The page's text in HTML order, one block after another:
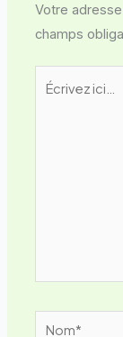
Votre
champs
Écrivez
Nom*